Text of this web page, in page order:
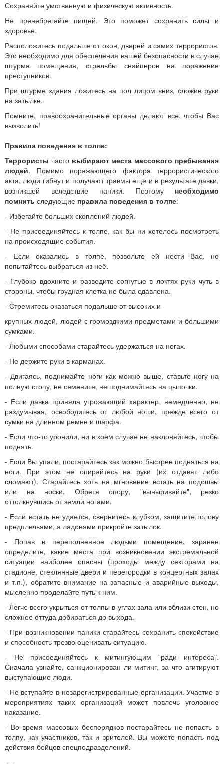
Сохраняйте умственную и физическую активность.
Не пренебрегайте пищей. Это поможет сохранить силы и
здоровье.
Расположитесь подальше от окон, дверей и самих террористов.
Это необходимо для обеспечения вашей безопасности в случае
штурма помещения, стрельбы снайперов на поражение
преступников.
При штурме здания ложитесь на пол лицом вниз, сложив руки
на затылке.
Помните, правоохранительные органы делают все, чтобы Вас
вызволить!
Правила поведения в толпе:
Террористы часто выбирают места массового пребывания
людей. Помимо поражающего фактора террористического
акта, люди гибнут и получают травмы еще и в результате давки,
возникшей вследствие паники. Поэтому необходимо
помнить следующие правила поведения в толпе:
- Избегайте больших скоплений людей.
- Не присоединяйтесь к толпе, как бы ни хотелось посмотреть
на происходящие события.
- Если оказались в толпе, позвольте ей нести Вас, но
попытайтесь выбраться из неё.
- Глубоко вдохните и разведите согнутые в локтях руки чуть в
стороны, чтобы грудная клетка не была сдавлена.
- Стремитесь оказаться подальше от высоких и
крупных людей, людей с громоздкими предметами и большими
сумками.
- Любыми способами старайтесь удержаться на ногах.
- Не держите руки в карманах.
- Двигаясь, поднимайте ноги как можно выше, ставьте ногу на
полную стопу, не семените, не поднимайтесь на цыпочки.
- Если давка приняла угрожающий характер, немедленно, не
раздумывая, освободитесь от любой ноши, прежде всего от
сумки на длинном ремне и шарфа.
- Если что-то уронили, ни в коем случае не наклоняйтесь, чтобы
поднять.
- Если Вы упали, постарайтесь как можно быстрее подняться на
ноги. При этом не опирайтесь на руки (их отдавят либо
сломают). Старайтесь хоть на мгновение встать на подошвы
или на носки. Обретя опору, "выныривайте", резко
оттолкнувшись от земли ногами.
- Если встать не удается, свернитесь клубком, защитите голову
предплечьями, а ладонями прикройте затылок.
- Попав в переполненное людьми помещение, заранее
определите, какие места при возникновении экстремальной
ситуации наиболее опасны (проходы между секторами на
стадионе, стеклянные двери и перегородки в концертных залах
и т.п.), обратите внимание на запасные и аварийные выходы,
мысленно проделайте путь к ним.
- Легче всего укрыться от толпы в углах зала или вблизи стен, но
сложнее оттуда добираться до выхода.
- При возникновении паники старайтесь сохранить спокойствие
и способность трезво оценивать ситуацию.
- Не присоединяйтесь к митингующим "ради интереса".
Сначала узнайте, санкционирован ли митинг, за что агитируют
выступающие люди.
- Не вступайте в незарегистрированные организации. Участие в
мероприятиях таких организаций может повлечь уголовное
наказание.
- Во время массовых беспорядков постарайтесь не попасть в
толпу, как участников, так и зрителей. Вы можете попасть под
действия бойцов спецподразделений.